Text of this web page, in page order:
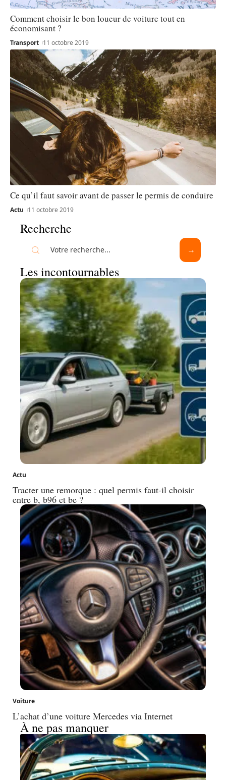
Comment choisir le bon loueur de voiture tout en
économisant ?
Transport 11 octobre 2019
Ce qu’il faut savoir avant de passer le permis de conduire
Actu 11 octobre 2019
Recherche
Les incontournables
Actu
Tracter une remorque : quel permis faut-il choisir
entre b, b96 et be ?
Voiture
L’achat d’une voiture Mercedes via Internet
À ne pas manquer